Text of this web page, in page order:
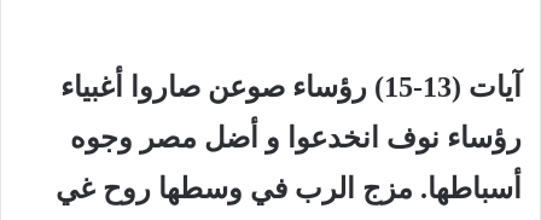
آيات (13-15) رؤساء صوعن صاروا أغبياء
رؤساء نوف انخدعوا و أضل مصر وجوه
أسباطها. مزج الرب في وسطها روح غي